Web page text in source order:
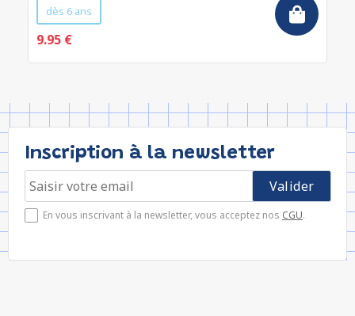
dès 6 ans
9.95 €
Inscription à la newsletter
En vous inscrivant à la newsletter, vous acceptez nos CGU.